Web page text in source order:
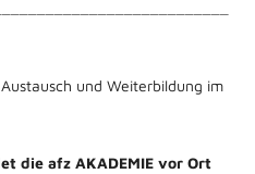
und Weiterbildung im
die afz AKADEMIE vor Ort